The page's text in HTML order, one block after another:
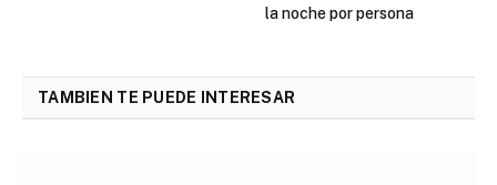
la noche por persona
TAMBIEN TE PUEDE INTERESAR